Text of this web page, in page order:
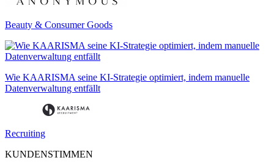
Beauty & Consumer Goods
Wie KAARISMA seine KI-Strategie optimiert, indem manuelle
Datenverwaltung entfällt
Recruiting
KUNDENSTIMMEN